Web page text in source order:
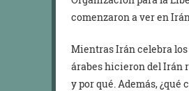
comenzaron a ver en
Mientras Irán celebra
árabes hicieron del Irán
y por qué. Además,